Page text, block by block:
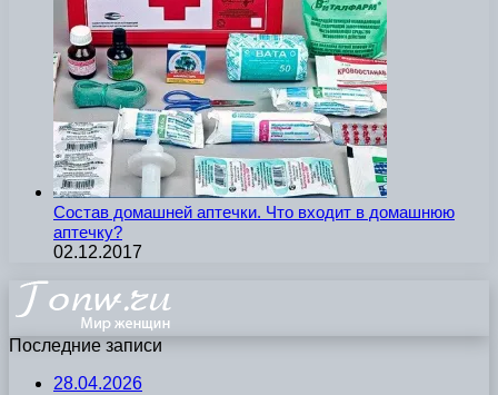
Состав домашней аптечки. Что входит в домашнюю
аптечку?
02.12.2017
Последние записи
28.04.2026